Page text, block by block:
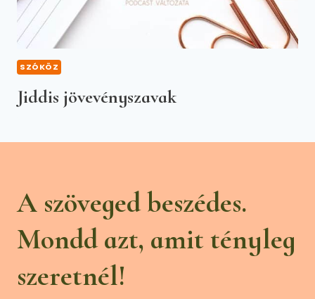
SZÓKÖZ
Jiddis jövevényszavak
A szöveged beszédes.
Mondd azt, amit tényleg
szeretnél!